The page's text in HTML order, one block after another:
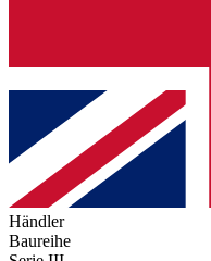
Händler
Baureihe